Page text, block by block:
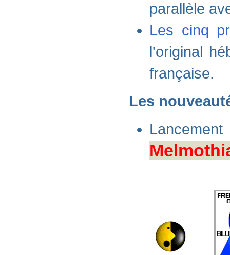
parallèle
Les cinq
l'original
française.
Les